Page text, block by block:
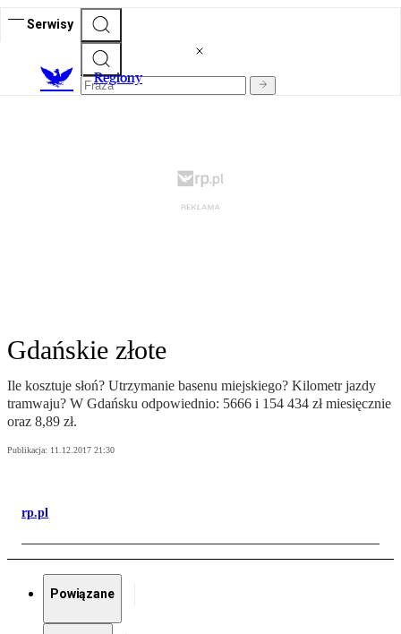
Serwisy
Regiony
Gdańskie złote
Ile kosztuje słoń? Utrzymanie basenu miejskiego? Kilometr jazdy
tramwaju? W Gdańsku odpowiednio: 5666 i 154 434 zł miesięcznie
oraz 8,89 zł.
Publikacja: 11.12.2017 21:30
rp.pl
Powiązane